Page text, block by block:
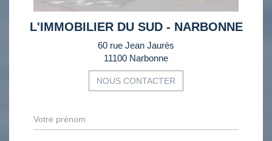
L'IMMOBILIER DU SUD - NARBONNE
60 rue Jean Jaurès
11100 Narbonne
NOUS CONTACTER